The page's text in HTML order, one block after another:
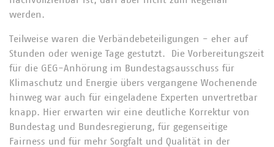
werden.
Teilweise waren die Verbändebeteiligungen - eher auf
Stunden oder wenige Tage gestutzt. Die Vorbereitungszeit
für die GEG-Anhörung im Bundestagsausschuss für
Klimaschutz und Energie übers vergangene Wochenende
hinweg war auch für eingeladene Experten unvertretbar
knapp. Hier erwarten wir eine deutliche Korrektur von
Bundestag und Bundesregierung, für gegenseitige
Fairness und für mehr Sorgfalt und Qualität in der